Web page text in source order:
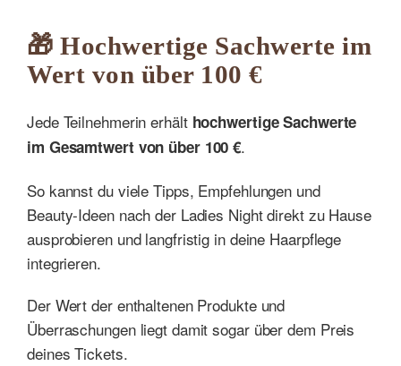
🎁 Hochwertige Sachwerte im
Wert von über 100 €
Jede Teilnehmerin erhält hochwertige Sachwerte
im Gesamtwert von über 100 €.
So kannst du viele Tipps, Empfehlungen und
Beauty-Ideen nach der Ladies Night direkt zu Hause
ausprobieren und langfristig in deine Haarpflege
integrieren.
Der Wert der enthaltenen Produkte und
Überraschungen liegt damit sogar über dem Preis
deines Tickets.